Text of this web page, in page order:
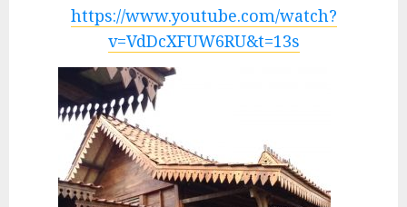
https://www.youtube.com/watch?
v=VdDcXFUW6RU&t=13s